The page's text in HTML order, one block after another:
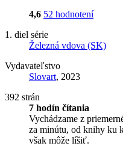
4,6 52 hodnotení
1. diel série
Železná vdova (SK)
Vydavateľstvo
Slovart, 2023
392 strán
7 hodín čítania
Vychádzame z
za minútu, od knihy ku
však môže líšiť.